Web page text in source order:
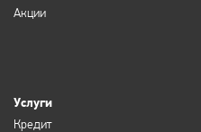
Акции
Услуги
Кредит